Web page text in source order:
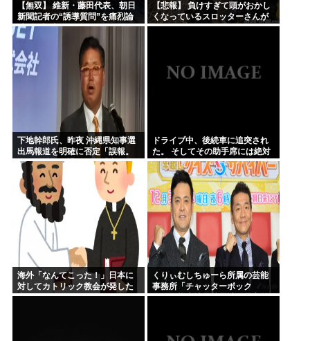
【無双】 維新・藤田代表、朝日
新聞記者の“誘導質問”を痛烈論
破する記者会見動画がネットで
大反響ｗｗｗｗｗ
【悲報】 負けすぎて頭がおかし
くなっているスロッターさんが
発見される…
下地幹郎氏、昨夜 沖縄県知事選
出馬報道を明確に否定「誤報。
私は政治を引退した」「出な
い」「出ない。変わらない」と
繰り返し強調
ドライブ中、後続車に追突され
た。 そしてその助手席には絶対
に乗っていてはいけない人が乗
っていた。どうすればいいん
だ……..
海外「なんてこった！」日本に
対してカトリック教会が発した
声明に海外からコメントが殺到
くりぃむしちゅーら所属の芸能
事務所「チャッターボック
ス」、熊本地震被災地に災害義